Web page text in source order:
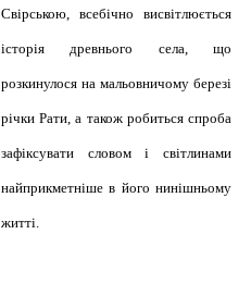
Свірською, всебічно висвітлюється
історія древнього села, що
розкинулося на мальовничому березі
річки Рати, а також робиться спроба
зафіксувати словом і світлинами
найприкметніше в його нинішньому
житті.